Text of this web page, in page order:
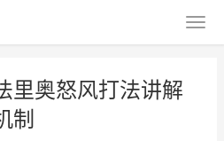
里奥怒风打法讲解
制